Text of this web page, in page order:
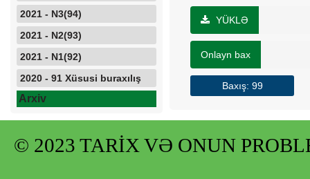
2021 - N3(94)
2021 - N2(93)
2021 - N1(92)
2020 - 91 Xüsusi buraxılış
Arxiv
YÜKLƏ
Onlayn bax
Baxış: 99
© 2023 TARİX VƏ ONUN